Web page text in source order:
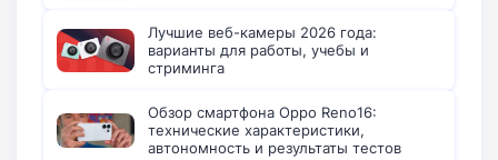
Лучшие веб-камеры 2026 года:
варианты для работы, учебы и
стриминга
Обзор смартфона Oppo Reno16:
технические характеристики,
автономность и результаты тестов